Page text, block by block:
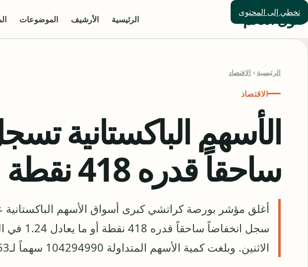
تخطي إلى المحتوى
حلول العالم الرئيسية الأرشيف الموضوعات
الرئيسية › الاقتصاد
الاقتصاد
الأسهم الباكستانية
ساحقاً قدره 418 نقطة
سجل
الاثنين. وبلغت كمية الأسهم المتداولة 104294990 سهماً لـ353 شركة تراج…